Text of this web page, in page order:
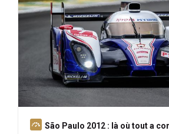
A
São Paulo 2012 : là où tout a